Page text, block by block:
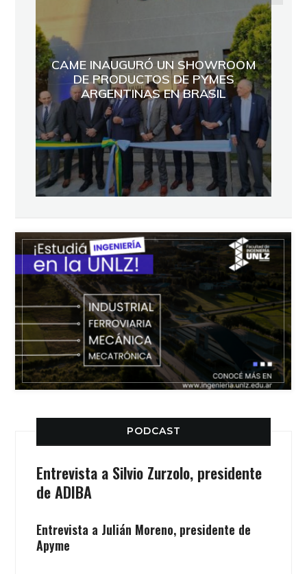
CAME INAUGURÓ UN SHOWROOM
DE PRODUCTOS DE PYMES
ARGENTINAS EN BRASIL
PODCAST
Entrevista a Silvio Zurzolo, presidente
de ADIBA
Entrevista a Julián Moreno, presidente de
Apyme